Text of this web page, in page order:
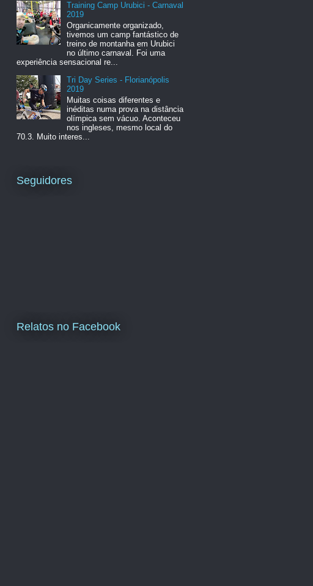
Training Camp Urubici - Carnaval
2019
Organicamente organizado,
tivemos um camp fantástico de
treino de montanha em Urubici
no último carnaval. Foi uma
experiência sensacional re...
Tri Day Series - Florianópolis
2019
Muitas coisas diferentes e
inéditas numa prova na distância
olímpica sem vácuo. Aconteceu
nos ingleses, mesmo local do
70.3. Muito interes...
Seguidores
Relatos no Facebook